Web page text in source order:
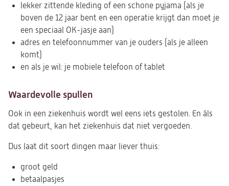
lekker zittende kleding of een schone pyjama (als je
boven de 12 jaar bent en een operatie krijgt dan moet je
een speciaal OK-jasje aan)
adres en telefoonnummer van je ouders (als je alleen
komt)
en als je wil: je mobiele telefoon of tablet
Waardevolle spullen
Ook in een ziekenhuis wordt wel eens iets gestolen. En áls
dat gebeurt, kan het ziekenhuis dat niet vergoeden.
Dus laat dit soort dingen maar liever thuis:
groot geld
betaalpasjes